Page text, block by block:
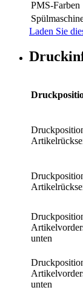
PMS-Farben
Laden Sie
unten
unten